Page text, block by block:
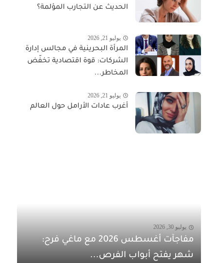
الحديث عن التجارب المؤلمة؟
يوليو 21, 2026
المرأة البحرينية في مجالس إدارة
الشركات: قوة اقتصادية تخفّض
المخاطر...
يوليو 21, 2026
أغرب عادات الأرامل حول العالم
يوليو 30, 2026
مفاجآت أغسطس 2026 مع ماغي فرح:
شهر يفتح أبواب الفرص...